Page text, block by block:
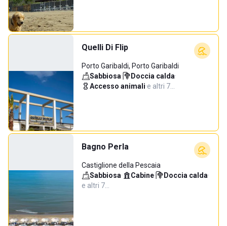
Quelli Di Flip
Porto Garibaldi, Porto Garibaldi
Sabbiosa· Doccia calda·
Accesso animali·e altri 7…
Bagno Perla
Castiglione della Pescaia
Sabbiosa· Cabine· Doccia calda·
e altri 7…